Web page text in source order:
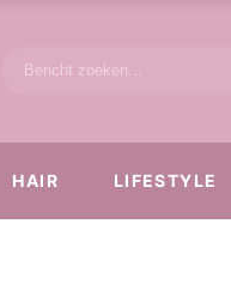
HAIR LIFESTYLE